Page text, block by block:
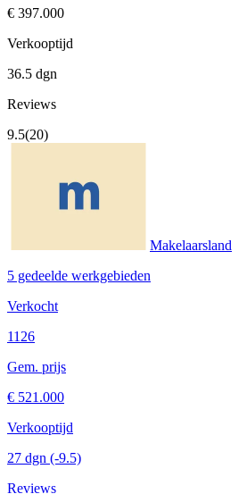
€ 397.000
Verkooptijd
36.5 dgn
Reviews
9.5(20)
Makelaarsland
5 gedeelde werkgebieden
Verkocht
1126
Gem. prijs
€ 521.000
Verkooptijd
27 dgn (-9.5)
Reviews